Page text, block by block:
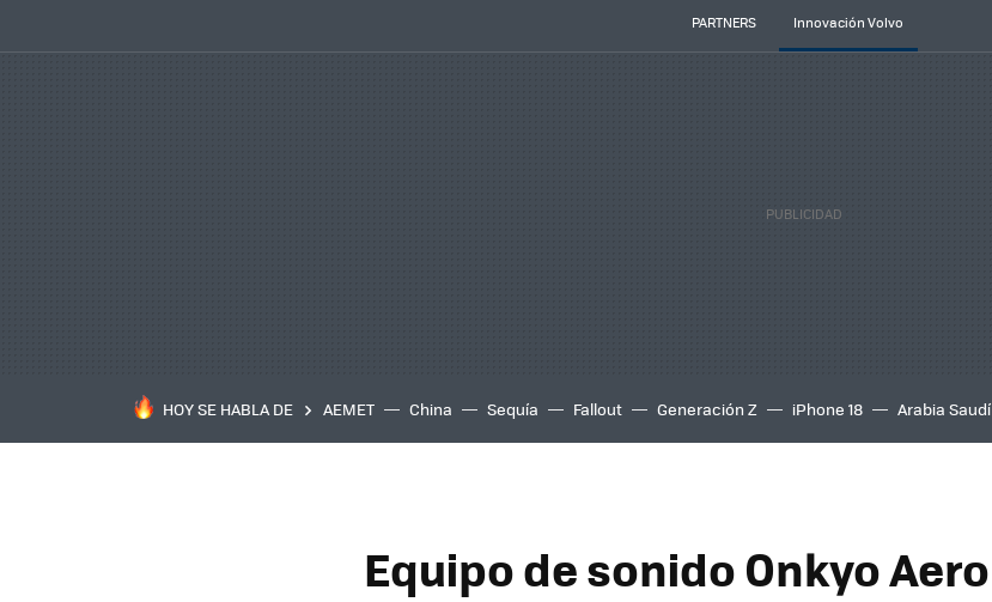
PARTNERS Innovación Volvo
HOY SE HABLA DE AEMET China Sequía Fallout Generación Z iPhone 18 Arabia Saudí
Equipo de sonido Onkyo Aero